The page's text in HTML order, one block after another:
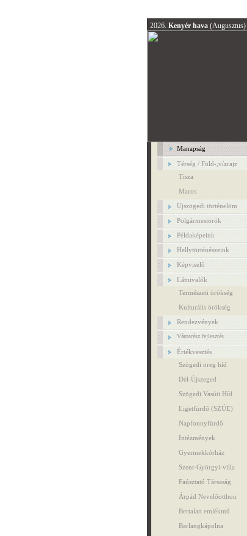
2026. Kenyér hava (Augusztus)
Manapság
Térség / Föld-,vízrajz
Tisza
Maros
Ujszögedi történelöm
Polgármestörök
Példaképeink
Hellytörténészeink
Képviselő
Látnivalók
Természeti örökség
Kulturális örökség
Rendezvények
Városrész fejlesztés
Értékvesztés
Szögedi öreg híd
Dél-Újszeged
Szögedi Vasúti Híd
Ligetfürdő (SZÚE)
Napfonnyfürdő
Intézmények
Gyermekkórház
Szent-Györgyi-villa
Faúsztató Társaság
Árpád Nevelőotthon
Bertalan emlékmű
Barlangkápolna